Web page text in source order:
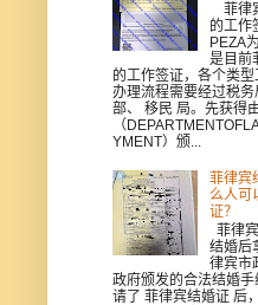
菲律
的工作
PEZA
是目前
的工作签证，各个类型
办理流程需要经过税
部、 移民 局。先获得
（
YMENT）颁...
菲律宾
么人可
证？
菲律
结婚后
律宾市
政府颁发的合法结婚
请了 菲律宾结婚证 后